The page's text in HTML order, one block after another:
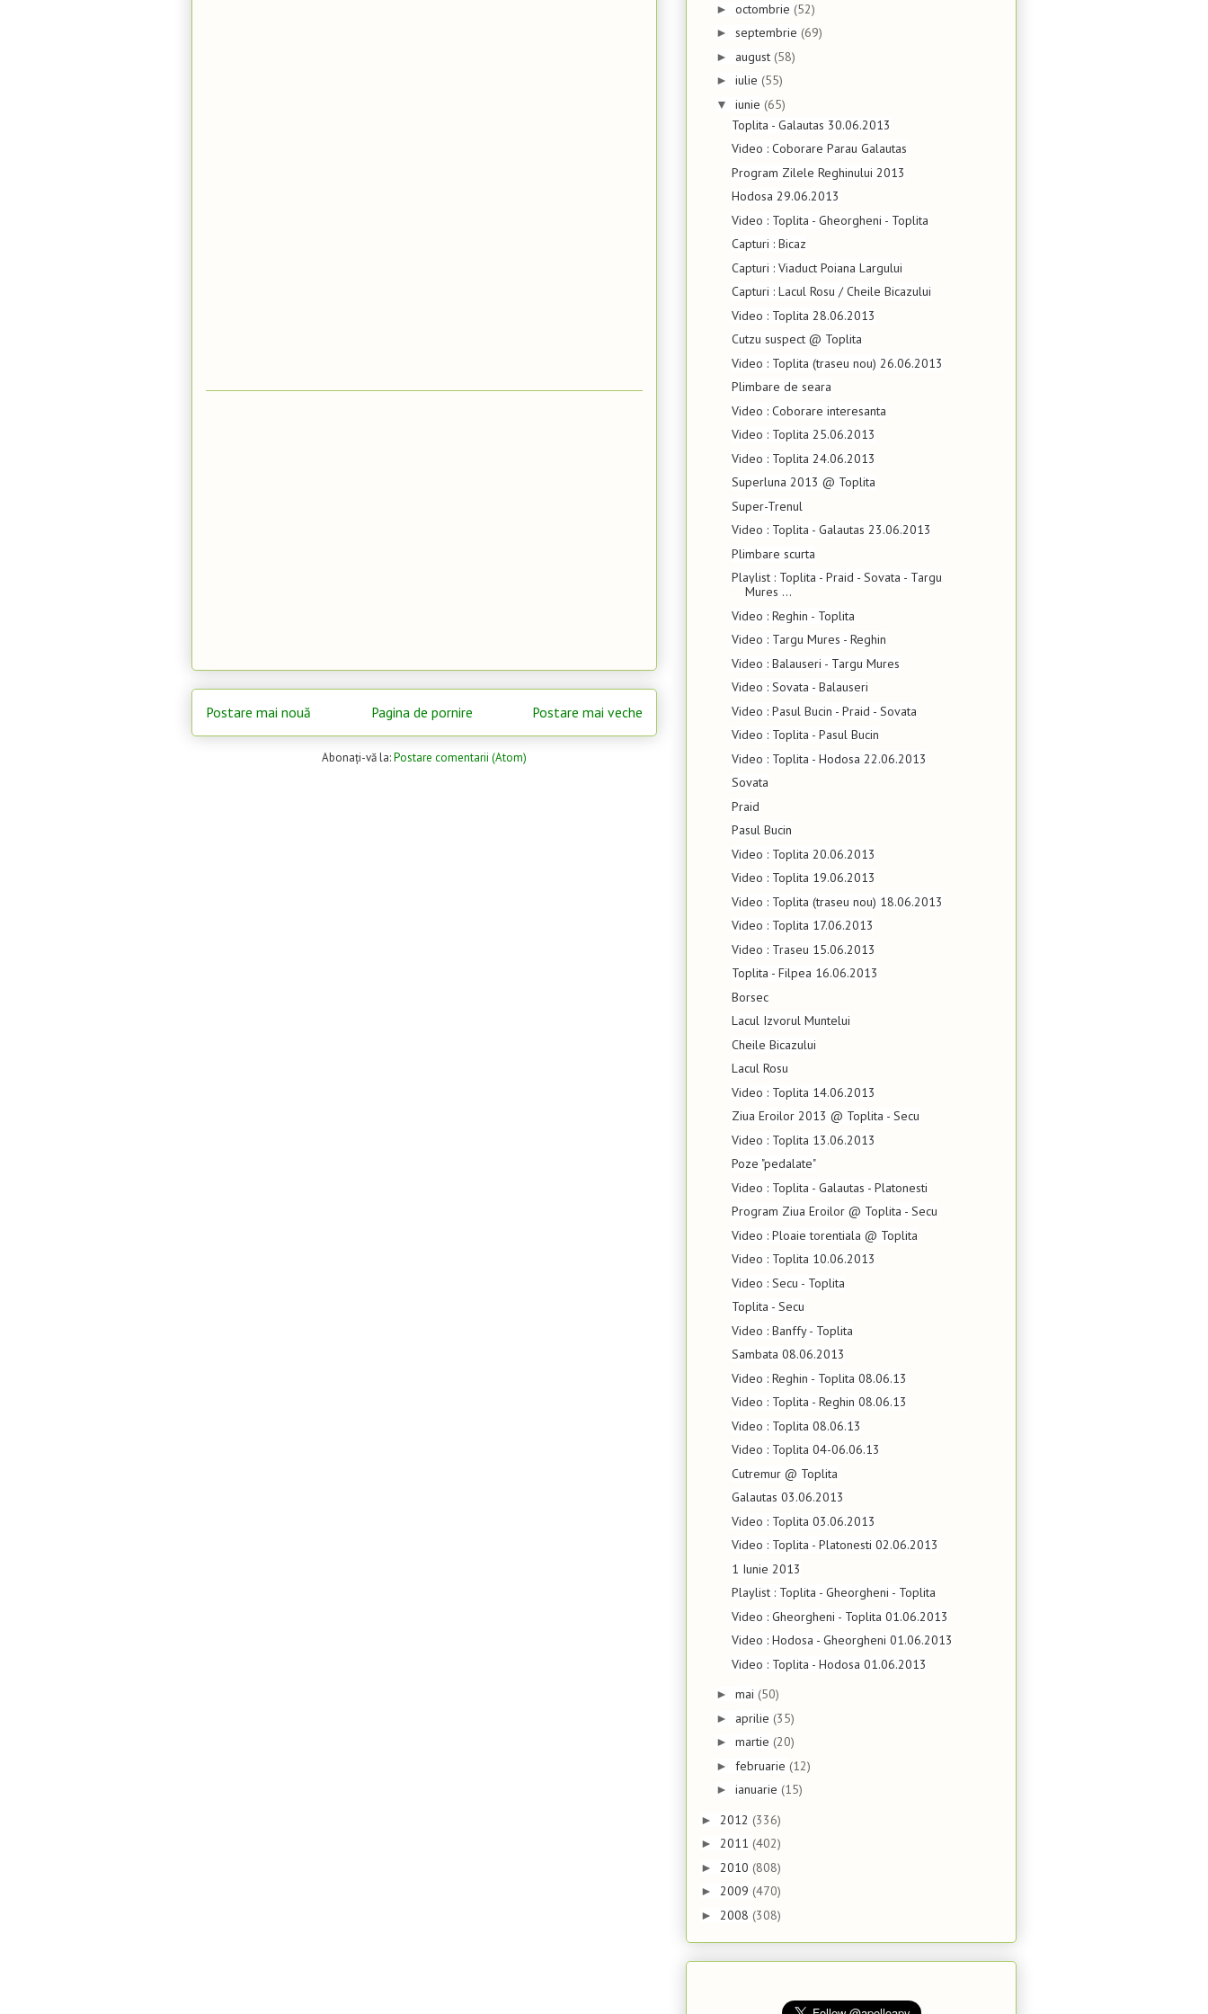
Postare mai nouă Postare mai veche
Pagina de pornire
Abonați-vă la:Postare comentarii (Atom)
► octombrie (52)
► septembrie (69)
► august (58)
► iulie (55)
▼ iunie (65)
Toplita - Galautas 30.06.2013
Video : Coborare Parau Galautas
Program Zilele Reghinului 2013
Hodosa 29.06.2013
Video : Toplita - Gheorgheni - Toplita
Capturi : Bicaz
Capturi : Viaduct Poiana Largului
Capturi : Lacul Rosu / Cheile Bicazului
Video : Toplita 28.06.2013
Cutzu suspect @ Toplita
Video : Toplita (traseu nou) 26.06.2013
Plimbare de seara
Video : Coborare interesanta
Video : Toplita 25.06.2013
Video : Toplita 24.06.2013
Superluna 2013 @ Toplita
Super-Trenul
Video : Toplita - Galautas 23.06.2013
Plimbare scurta
Playlist : Toplita - Praid - Sovata - Targu
Mures ...
Video : Reghin - Toplita
Video : Targu Mures - Reghin
Video : Balauseri - Targu Mures
Video : Sovata - Balauseri
Video : Pasul Bucin - Praid - Sovata
Video : Toplita - Pasul Bucin
Video : Toplita - Hodosa 22.06.2013
Sovata
Praid
Pasul Bucin
Video : Toplita 20.06.2013
Video : Toplita 19.06.2013
Video : Toplita (traseu nou) 18.06.2013
Video : Toplita 17.06.2013
Video : Traseu 15.06.2013
Toplita - Filpea 16.06.2013
Borsec
Lacul Izvorul Muntelui
Cheile Bicazului
Lacul Rosu
Video : Toplita 14.06.2013
Ziua Eroilor 2013 @ Toplita - Secu
Video : Toplita 13.06.2013
Poze "pedalate"
Video : Toplita - Galautas - Platonesti
Program Ziua Eroilor @ Toplita - Secu
Video : Ploaie torentiala @ Toplita
Video : Toplita 10.06.2013
Video : Secu - Toplita
Toplita - Secu
Video : Banffy - Toplita
Sambata 08.06.2013
Video : Reghin - Toplita 08.06.13
Video : Toplita - Reghin 08.06.13
Video : Toplita 08.06.13
Video : Toplita 04-06.06.13
Cutremur @ Toplita
Galautas 03.06.2013
Video : Toplita 03.06.2013
Video : Toplita - Platonesti 02.06.2013
1 Iunie 2013
Playlist : Toplita - Gheorgheni - Toplita
Video : Gheorgheni - Toplita 01.06.2013
Video : Hodosa - Gheorgheni 01.06.2013
Video : Toplita - Hodosa 01.06.2013
► mai (50)
► aprilie (35)
► martie (20)
► februarie (12)
► ianuarie (15)
► 2012 (336)
► 2011 (402)
► 2010 (808)
► 2009 (470)
► 2008 (308)